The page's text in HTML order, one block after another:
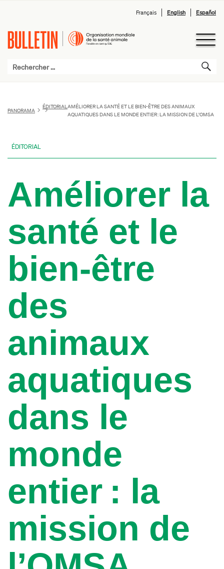
Français English Español
PANORAMA
ÉDITORIALAMÉLIORER LA SANTÉ ET LE BIEN-ÊTRE DES ANIMAUX
AQUATIQUES DANS LE MONDE ENTIER : LA MISSION DE L’OMSA
ÉDITORIAL
Améliorer la
santé et le
bien-être
des
animaux
aquatiques
dans le
monde
entier : la
mission de